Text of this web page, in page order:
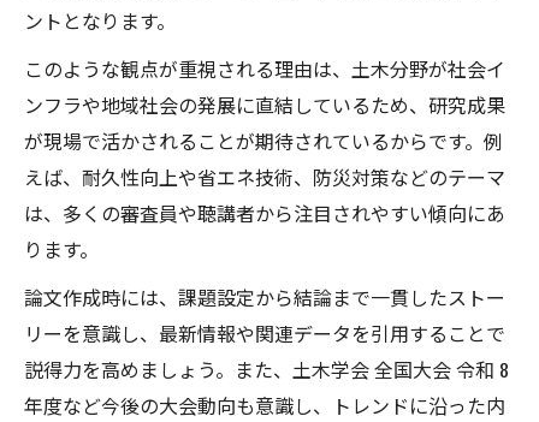
ントとなります。
このような観点が重視される理由は、土木分野が社会イ
ンフラや地域社会の発展に直結しているため、研究成果
が現場で活かされることが期待されているからです。例
えば、耐久性向上や省エネ技術、防災対策などのテーマ
は、多くの審査員や聴講者から注目されやすい傾向にあ
ります。
論文作成時には、課題設定から結論まで一貫したストー
リーを意識し、最新情報や関連データを引用することで
説得力を高めましょう。また、土木学会 全国大会 令和 8
年度など今後の大会動向も意識し、トレンドに沿った内